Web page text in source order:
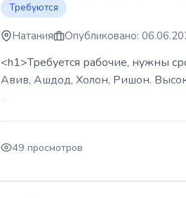
Требуются
Натания Опубликовано:
<h1>Требуется рабочие, нужны
Авив, Ашдод, Холон, Ришон.
...
49 просмотров